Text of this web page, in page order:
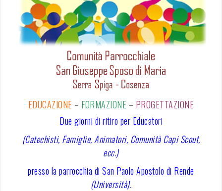
EDUCAZIONE – FORMAZIONE – PROGETTAZIONE
Due giorni di ritiro per Educatori
(Catechisti, Famiglie, Animatori, Comunità Capi Scout,
ecc.)
presso la parrocchia di San Paolo Apostolo di Rende
(Università).